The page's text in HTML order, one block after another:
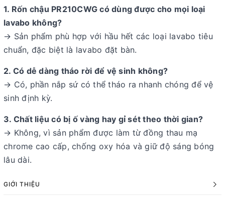
1. Rốn chậu PR210CWG có dùng được cho mọi loại
lavabo không?
→ Sản phẩm phù hợp với hầu hết các loại lavabo tiêu
chuẩn, đặc biệt là lavabo đặt bàn.
2. Có dễ dàng tháo rời để vệ sinh không?
→ Có, phần nắp sứ có thể tháo ra nhanh chóng để vệ
sinh định kỳ.
3. Chất liệu có bị ố vàng hay gỉ sét theo thời gian?
→ Không, vì sản phẩm được làm từ đồng thau mạ
chrome cao cấp, chống oxy hóa và giữ độ sáng bóng
lâu dài.
GIỚI THIỆU